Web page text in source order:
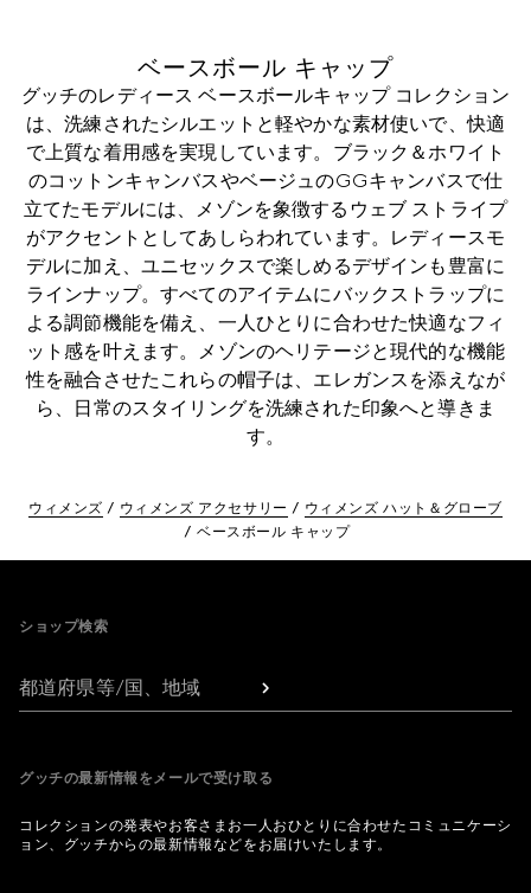
ベースボール キャップ
グッチのレディース ベースボールキャップ コレクション
は、洗練されたシルエットと軽やかな素材使いで、快適
で上質な着用感を実現しています。ブラック＆ホワイト
のコットンキャンバスやベージュのGGキャンバスで仕
立てたモデルには、メゾンを象徴するウェブ ストライプ
がアクセントとしてあしらわれています。レディースモ
デルに加え、ユニセックスで楽しめるデザインも豊富に
ラインナップ。すべてのアイテムにバックストラップに
よる調節機能を備え、一人ひとりに合わせた快適なフィ
ット感を叶えます。メゾンのヘリテージと現代的な機能
性を融合させたこれらの帽子は、エレガンスを添えなが
ら、日常のスタイリングを洗練された印象へと導きま
す。
ウィメンズ ウィメンズ アクセサリー
ウィメンズ ハット＆グローブ
ベースボール キャップ
ショップ検索
都道府県等/国、地域
グッチの最新情報をメールで受け取る
コレクションの発表やお客さまお一人おひとりに合わせたコミュニケーシ
ョン、グッチからの最新情報などをお届けいたします。